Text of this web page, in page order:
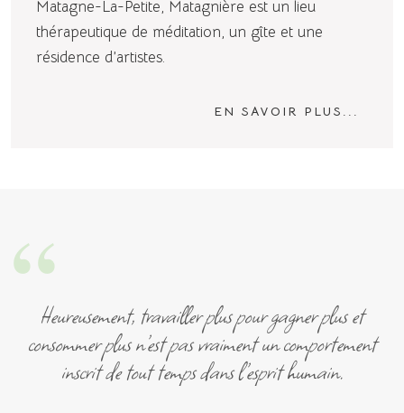
Matagne-La-Petite, Matagnière est un lieu
thérapeutique de méditation, un gîte et une
résidence d’artistes.
EN SAVOIR PLUS...
“Heureusement, travailler plus pour gagner plus et
consommer plus n’est pas vraiment un comportement
inscrit de tout temps dans l’esprit humain.